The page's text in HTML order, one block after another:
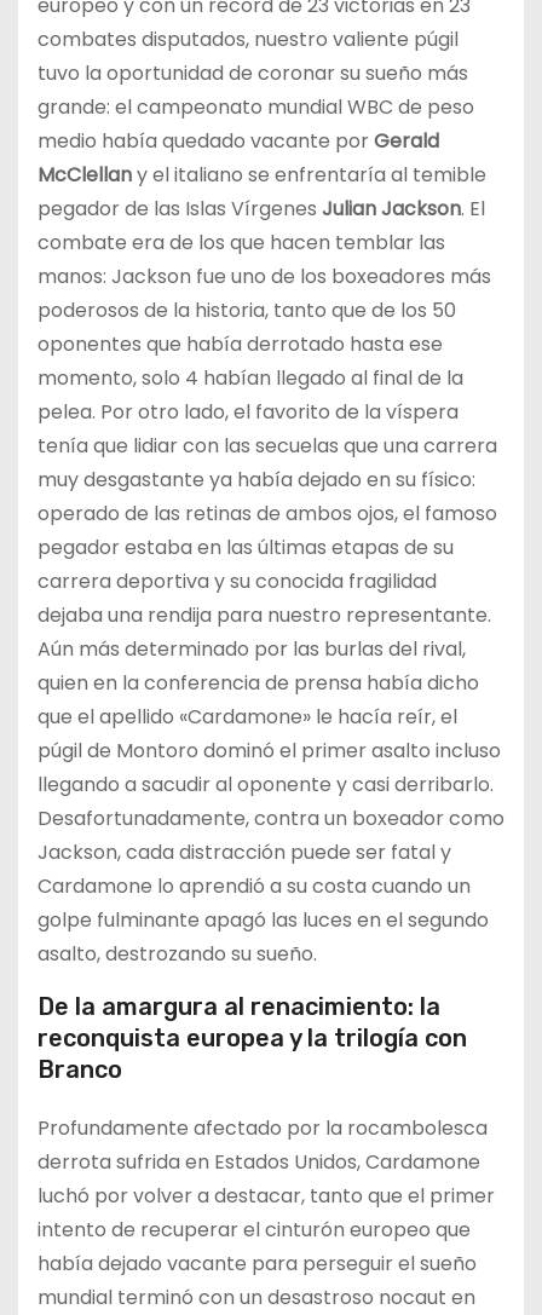
combates disputados, nuestro valiente púgil
tuvo la oportunidad de coronar su sueño más
grande: el campeonato mundial WBC de peso
medio había quedado vacante porGerald
McClellany el italiano se enfrentaría al temible
pegador de las Islas Vírgenes Julian Jackson. El
combate era de los que hacen temblar las
manos: Jackson fue uno de los boxeadores más
poderosos de la historia, tanto que de los 50
oponentes que había derrotado hasta ese
momento, solo 4 habían llegado al final de la
pelea. Por otro lado, el favorito de la víspera
tenía que lidiar con las secuelas que una carrera
muy desgastante ya había dejado en su físico:
operado de las retinas de ambos ojos, el famoso
pegador estaba en las últimas etapas de su
carrera deportiva y su conocida fragilidad
dejaba una rendija para nuestro representante.
Aún más determinado por las burlas del rival,
quien en la conferencia de prensa había dicho
que el apellido «Cardamone» le hacía reír, el
púgil de Montoro dominó el primer asalto incluso
llegando a sacudir al oponente y casi derribarlo.
Desafortunadamente, contra un boxeador como
Jackson, cada distracción puede ser fatal y
Cardamone lo aprendió a su costa cuando un
golpe fulminante apagó las luces en el segundo
asalto, destrozando su sueño.
De la amargura al renacimiento: la
reconquista europea y la trilogía con
Branco
Profundamente afectado por la rocambolesca
derrota sufrida en Estados Unidos, Cardamone
luchó por volver a destacar, tanto que el primer
intento de recuperar el cinturón europeo que
había dejado vacante para perseguir el sueño
mundial terminó con un desastroso nocaut en